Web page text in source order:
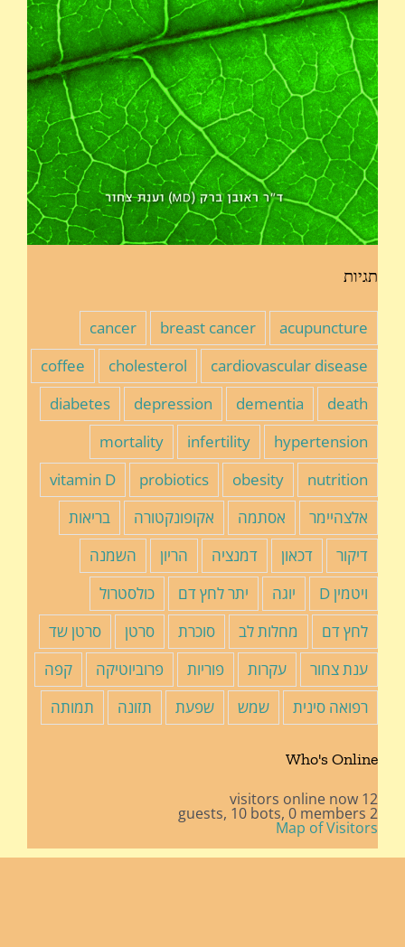
תגיות
acupuncture
breast cancer
cancer
cardiovascular disease
cholesterol
coffee
death
dementia
depression
diabetes
hypertension
infertility
mortality
nutrition
obesity
probiotics
vitamin D
אלצהיימר
אסתמה אקופונקטורה
בריאות
דיקור
דכאון דמנציה הריון
השמנה
ויטמין D
יוגה יתר לחץ דם
כולסטרול
לחץ דם
מחלות לב סוכרת סרטן
סרטן שד
ענת צחור
עקרות פוריות פרוביוטיקה
קפה
רפואה סינית
שמש שפעת תזונה תמותה
Who's Online
12 visitors online now
2 guests,
10 bots, 0 members
Map of Visitors